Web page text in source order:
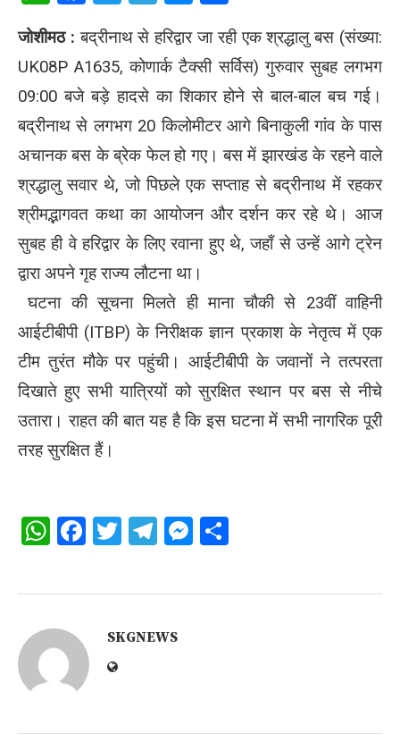
​जोशीमठ : बद्रीनाथ से हरिद्वार जा रही एक श्रद्धालु बस (संख्या:
UK08P A1635, कोणार्क टैक्सी सर्विस) गुरुवार सुबह लगभग
09:00 बजे बड़े हादसे का शिकार होने से बाल-बाल बच गई।
बद्रीनाथ से लगभग 20 किलोमीटर आगे बिनाकुली गांव के पास
अचानक बस के ब्रेक फेल हो गए। बस में झारखंड के रहने वाले
श्रद्धालु सवार थे, जो पिछले एक सप्ताह से बद्रीनाथ में रहकर
श्रीमद्भागवत कथा का आयोजन और दर्शन कर रहे थे। आज
सुबह ही वे हरिद्वार के लिए रवाना हुए थे, जहाँ से उन्हें आगे ट्रेन
द्वारा अपने गृह राज्य लौटना था।
घटना की सूचना मिलते ही माना चौकी से 23वीं वाहिनी
आईटीबीपी (ITBP) के निरीक्षक ज्ञान प्रकाश के नेतृत्व में एक
टीम तुरंत मौके पर पहुंची। आईटीबीपी के जवानों ने तत्परता
दिखाते हुए सभी यात्रियों को सुरक्षित स्थान पर बस से नीचे
उतारा। राहत की बात यह है कि इस घटना में सभी नागरिक पूरी
तरह सुरक्षित हैं।
WhatsApp
Facebook
Twitter
Telegram
Messenger
SKGNEWS